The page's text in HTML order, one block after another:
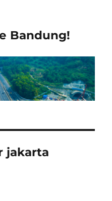
Bandung!
jakarta